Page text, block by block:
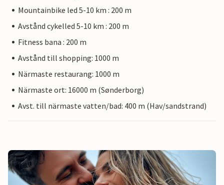
Mountainbike led 5-10 km : 200 m
Avstånd cykelled 5-10 km : 200 m
Fitness bana : 200 m
Avstånd till shopping: 1000 m
Närmaste restaurang: 1000 m
Närmaste ort: 16000 m (Sønderborg)
Avst. till närmaste vatten/bad: 400 m (Hav/sandstrand)